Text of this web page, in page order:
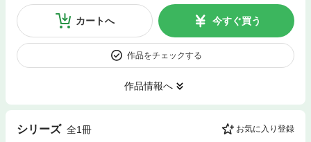
カートへ 今すぐ買う
作品をチェックする
作品情報へ
シリーズ 全1冊 お気に入り登録